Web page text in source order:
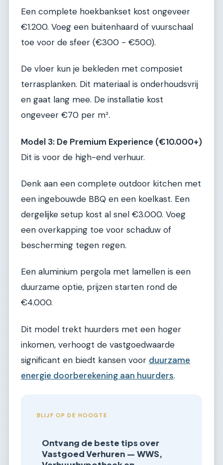
Een complete hoekbankset kost ongeveer
€1.200. Voeg een buitenhaard of vuurschaal
toe voor de sfeer (€300 - €500).
De vloer kun je bekleden met composiet
terrasplanken. Dit materiaal is onderhoudsvrij
en gaat lang mee. De installatie kost
ongeveer €70 per m².
Model 3: De Premium Experience (€10.000+)
Dit is voor de high-end verhuur.
Denk aan een complete outdoor kitchen met
een ingebouwde BBQ en een koelkast. Een
dergelijke setup kost al snel €3.000. Voeg
een overkapping toe voor schaduw of
bescherming tegen regen.
Een aluminium pergola met lamellen is een
duurzame optie, prijzen starten rond de
€4.000.
Dit model trekt huurders met een hoger
inkomen, verhoogt de vastgoedwaarde
significant en biedt kansen voor duurzame
energie doorberekening aan huurders.
BLIJF OP DE HOOGTE
Ontvang de beste tips over
Vastgoed Verhuren — WWS,